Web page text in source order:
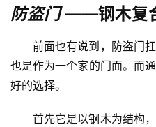
防盗门 ——钢木复
前面也有说到，防盗门
也是作为一个家的门面。而
好的选择。
首先它是以钢木为结构